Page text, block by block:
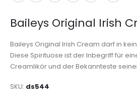
Baileys Original Irish
Baileys Original Irish Cream darf in
Diese Spirituose ist der Inbegriff für
Creamlikör und der Bekannteste
SKU ds544